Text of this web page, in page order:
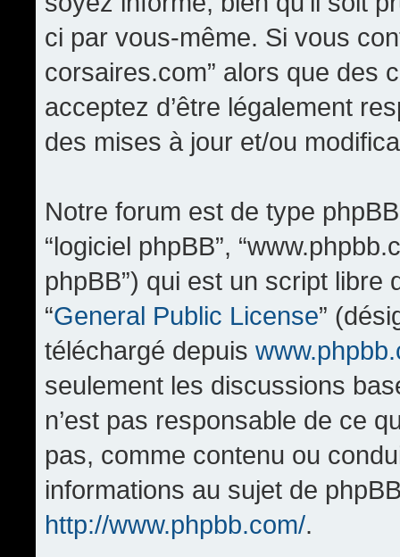
ci par vous-même. Si vous
corsaires.com” alors que des
acceptez d’être légalement
des mises à jour et/ou
Notre forum est de type phpBB
“logiciel phpBB”,
phpBB”) qui est un script
“General Public License”
téléchargé depuis
seulement les discussions
n’est pas responsable de ce
pas, comme contenu ou
informations au sujet de
http://www.phpbb.com/.